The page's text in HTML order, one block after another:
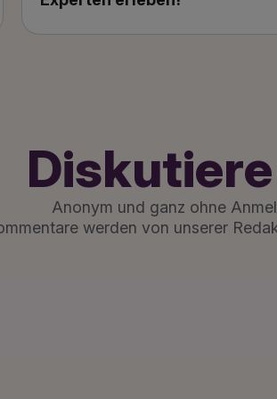
Anonym und ganz ohne
werden von unserer